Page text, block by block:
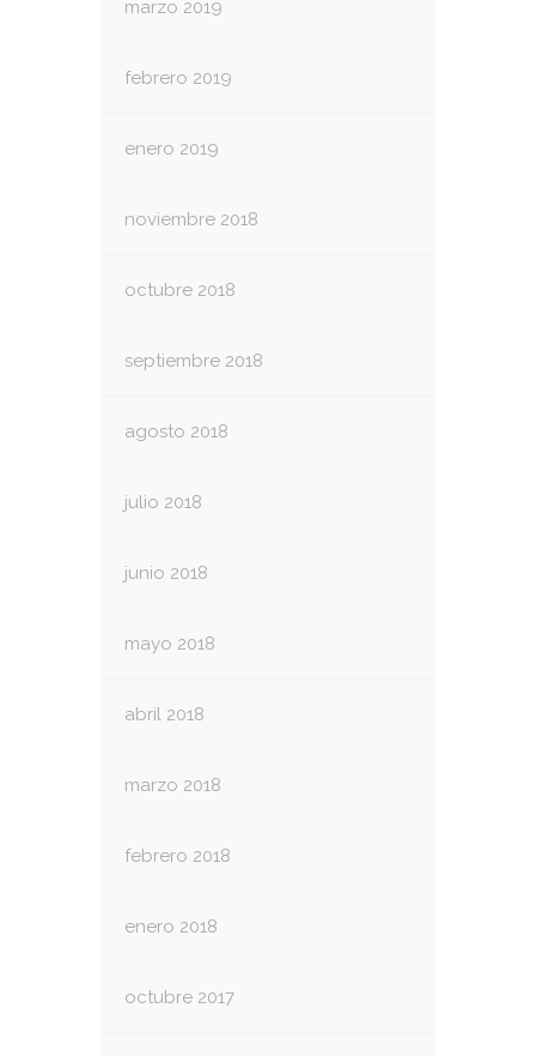
marzo 2019
febrero 2019
enero 2019
noviembre 2018
octubre 2018
septiembre 2018
agosto 2018
julio 2018
junio 2018
mayo 2018
abril 2018
marzo 2018
febrero 2018
enero 2018
octubre 2017